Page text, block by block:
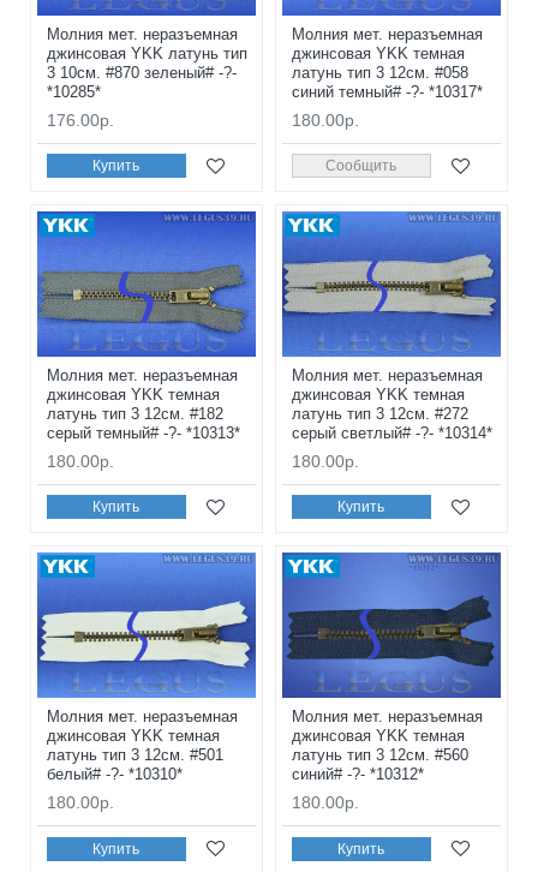
Молния мет. неразъемная
джинсовая YKK латунь тип
3 10см. #870 зеленый# -?-
*10285*
176.00р.
Купить
Молния мет. неразъемная
джинсовая YKK темная
латунь тип 3 12см. #058
синий темный# -?- *10317*
180.00р.
Сообщить
Молния мет. неразъемная
джинсовая YKK темная
латунь тип 3 12см. #182
серый темный# -?- *10313*
180.00р.
Купить
Молния мет. неразъемная
джинсовая YKK темная
латунь тип 3 12см. #272
серый светлый# -?- *10314*
180.00р.
Купить
Молния мет. неразъемная
джинсовая YKK темная
латунь тип 3 12см. #501
белый# -?- *10310*
180.00р.
Купить
Молния мет. неразъемная
джинсовая YKK темная
латунь тип 3 12см. #560
синий# -?- *10312*
180.00р.
Купить